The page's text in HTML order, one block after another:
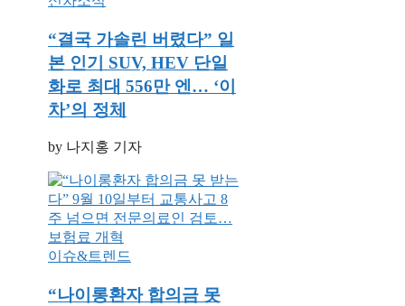
“결국 가솔린 버렸다” 일
본 인기 SUV, HEV 단일
화로 최대 556만 엔… ‘이
차’의 정체
by 나지홍 기자
이슈&트렌드
“나이롱환자 합의금 못